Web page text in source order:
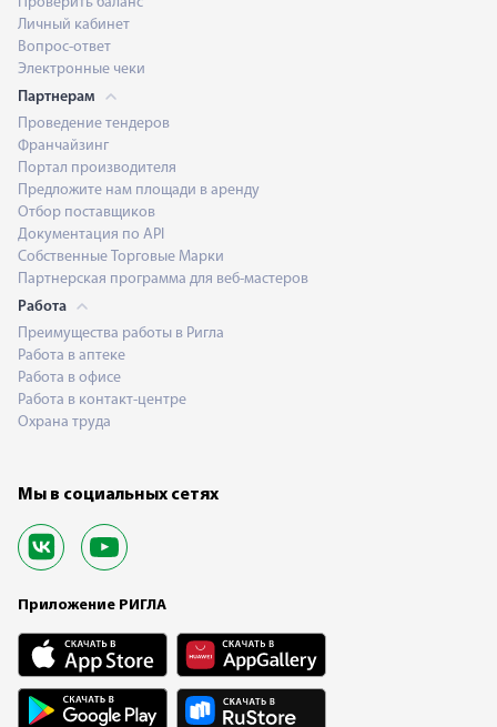
Личный кабинет
Вопрос-ответ
Электронные чеки
Партнерам
Проведение тендеров
Франчайзинг
Портал производителя
Предложите нам площади в аренду
Отбор поставщиков
Документация по API
Собственные Торговые Марки
Партнерская программа для веб-мастеров
Работа
Преимущества работы в Ригла
Работа в аптеке
Работа в офисе
Работа в контакт-центре
Охрана труда
Мы в социальных сетях
Приложение РИГЛА